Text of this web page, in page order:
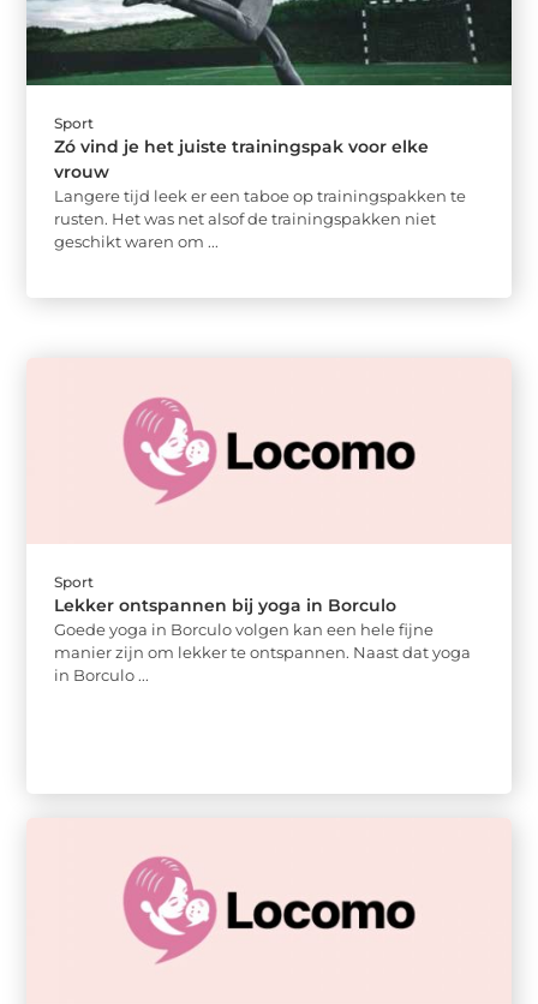
Sport
Zó vind je het juiste trainingspak voor elke
vrouw
Langere tijd leek er een taboe op trainingspakken te
rusten. Het was net alsof de trainingspakken niet
geschikt waren om ...
Sport
Lekker ontspannen bij yoga in Borculo
Goede yoga in Borculo volgen kan een hele fijne
manier zijn om lekker te ontspannen. Naast dat yoga
in Borculo ...